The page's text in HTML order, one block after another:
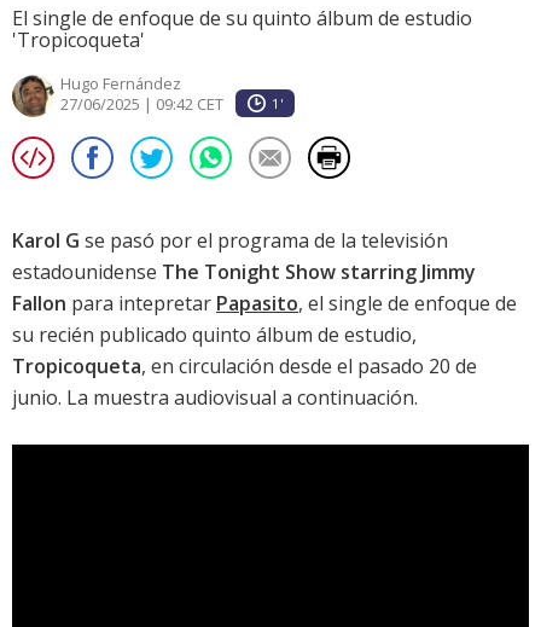
El single de enfoque de su quinto álbum de estudio
'Tropicoqueta'
Hugo Fernández
27/06/2025 | 09:42 CET
1'
Karol G se pasó por el programa de la televisión
estadounidense The Tonight Show starring Jimmy
Fallon para intepretar Papasito, el single de enfoque de
su recién publicado quinto álbum de estudio,
Tropicoqueta, en circulación desde el pasado 20 de
junio. La muestra audiovisual a continuación.